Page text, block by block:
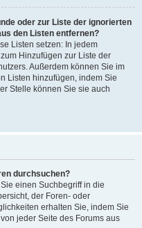
oder zur Liste der ignorierten
den Listen entfernen?
Listen setzen: In jedem
Hinzufügen zur Liste der
Außerdem können Sie im
Listen hinzufügen, indem Sie
Stelle können Sie sie auch
durchsuchen?
einen Suchbegriff in die
der Foren- oder
erhalten Sie, indem Sie
jeder Seite des Forums aus